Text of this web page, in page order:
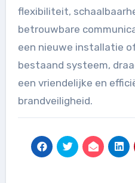
flexibiliteit,
betrouwbare
een nieuwe installatie
bestaand systeem,
een vriendelijke en
brandveiligheid.